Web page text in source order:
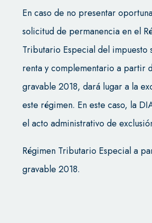
En caso de no presentar
solicitud de permanencia en el
Tributario Especial del impuesto
renta y complementario a partir
gravable 2018, dará lugar a la
este régimen. En este caso, la
el acto administrativo de
Régimen Tributario Especial a
gravable 2018.